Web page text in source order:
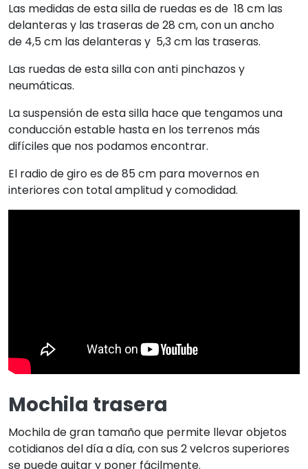
Las medidas de esta silla de ruedas es de 18 cm las
delanteras y las traseras de 28 cm, con un ancho
de 4,5 cm las delanteras y 5,3 cm las traseras.
Las ruedas de esta silla con anti pinchazos y
neumáticas.
La suspensión de esta silla hace que tengamos una
conducción estable hasta en los terrenos más
difíciles que nos podamos encontrar.
El radio de giro es de 85 cm para movernos en
interiores con total amplitud y comodidad.
Mochila trasera
Mochila de gran tamaño que permite llevar objetos
cotidianos del día a día, con sus 2 velcros superiores
se puede quitar y poner fácilmente.